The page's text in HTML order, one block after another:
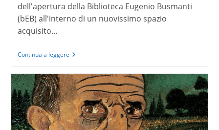
dell'apertura della Biblioteca Eugenio Busmanti
(bEB) all'interno di un nuovissimo spazio
acquisito…
Continua a leggereLa
di
Palazzo
Bentivoglio:
una
casa
per
l’arte